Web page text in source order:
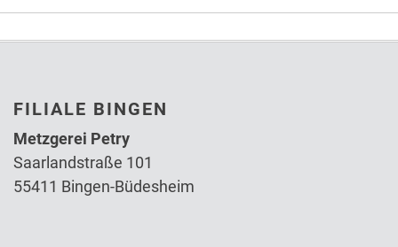
FILIALE BINGEN
Metzgerei Petry
Saarlandstraße 101
55411 Bingen-Büdesheim